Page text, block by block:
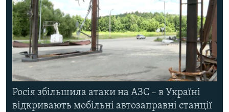
Росія збільшила атаки на АЗС – в Україні
відкривають мобільні автозаправні станції